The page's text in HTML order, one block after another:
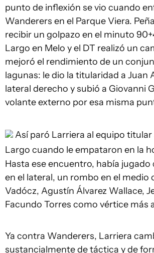
punto de inflexión se vio cuando
Wanderers en el Parque Viera.
recibir un golpazo en el minuto
Largo en Melo y el DT realizó un
mejoró el rendimiento de un
lagunas: le dio la titularidad a Juan
lateral derecho y subió a Giovanni
volante externo por esa misma
Así paró Larriera al equipo
Largo cuando le empataron en la
Hasta ese encuentro, había jugado
en el lateral, un rombo en el medio
Vadócz, Agustín Álvarez Wallace,
Facundo Torres como vértice más
Ya contra Wanderers, Larriera
sustancialmente de táctica y de